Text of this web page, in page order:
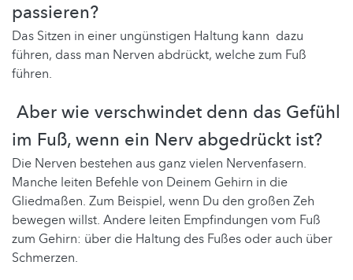
passieren?
Das Sitzen in einer ungünstigen Haltung kann dazu
führen, dass man Nerven abdrückt, welche zum Fuß
führen.
Aber wie verschwindet denn das Gefühl
im Fuß, wenn ein Nerv abgedrückt ist?
Die Nerven bestehen aus ganz vielen Nervenfasern.
Manche leiten Befehle von Deinem Gehirn in die
Gliedmaßen. Zum Beispiel, wenn Du den großen Zeh
bewegen willst. Andere leiten Empfindungen vom Fuß
zum Gehirn: über die Haltung des Fußes oder auch über
Schmerzen.